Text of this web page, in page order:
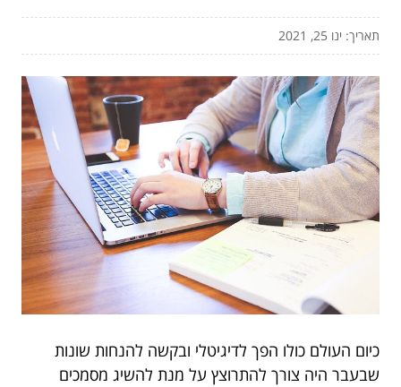
תאריך: ינו 25, 2021
כיום העולם כולו הפך לדיגיטלי ובקשה להנחות שונות
שבעבר היה צורך להתרוצץ על מנת להשיג מסמכים